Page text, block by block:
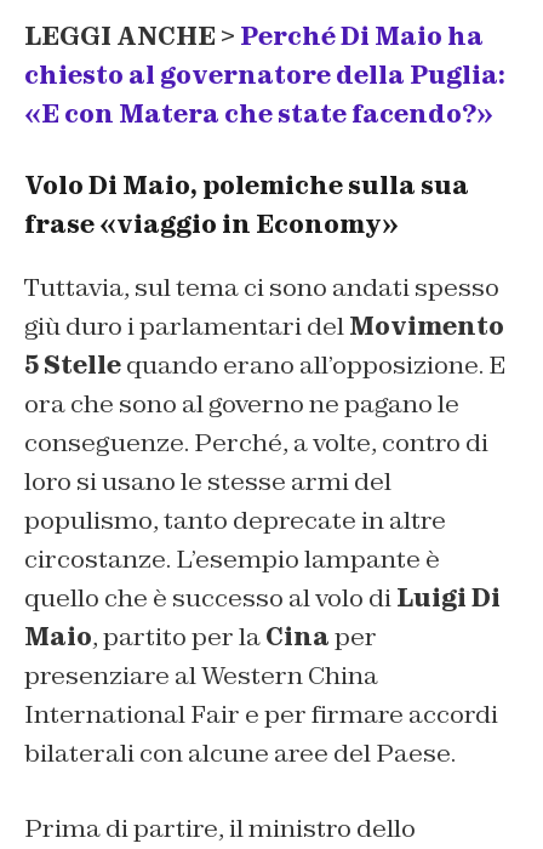
LEGGI ANCHE > Perché Di Maio ha
chiesto al governatore della Puglia:
«E con Matera che state facendo?»
Volo Di Maio, polemiche sulla sua
frase «viaggio in Economy»
Tuttavia, sul tema ci sono andati spesso
giù duro i parlamentari delMovimento
5 Stellequando erano all’opposizione. E
ora che sono al governo ne pagano le
conseguenze. Perché, a volte, contro di
loro si usano le stesse armi del
populismo, tanto deprecate in altre
circostanze. L’esempio lampante è
quello che è successo al volo diLuigi Di
Maio, partito per laCinaper
presenziare al Western China
International Fair e per firmare accordi
bilaterali con alcune aree del Paese.
Prima di partire, il ministro dello